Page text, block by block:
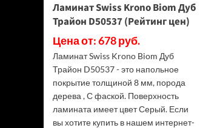
(Рейтинг
цен)
Ламинат Swiss Krono Biom Дуб
Трайон D50537 (Рейтинг цен)
Цена от: 678 руб.
Ламинат Swiss Krono Biom Дуб
Трайон D50537 - это напольное
покрытие толщиной 8 мм, порода
дерева , С фаской. Поверхность
ламината имеет цвет Серый. Если
вы хотите купить в нашем интернет-